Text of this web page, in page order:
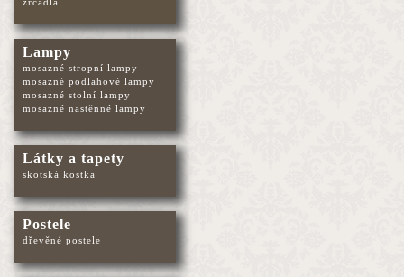
Lampy
mosazné stropní lampy
mosazné podlahové lampy
mosazné stolní lampy
mosazné nastěnné lampy
Látky a tapety
skotská kostka
Postele
dřevěné postele